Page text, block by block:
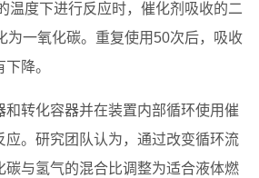
温度下进行反应时，催化剂吸收的二
为一氧化碳。重复使用50次后，吸收
降。
和转化容器并在装置内部循环使用催
应。研究团队认为，通过改变循环流
碳与氢气的混合比调整为适合液体燃